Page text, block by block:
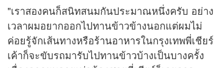
"เราสองคนก็สนิทสนมกันประมาณหนึ่งครับ อย่าง
เวลาผมอยากออกไปทานข้าวข้างนอกแต่ผมไม่
ค่อยรู้จักเส้นทางหรือร้านอาหารในกรุงเทพพี่เชียร์
เค้าก็จะขับรถมารับไปทานข้าวบ้างเป็นบางครั้ง